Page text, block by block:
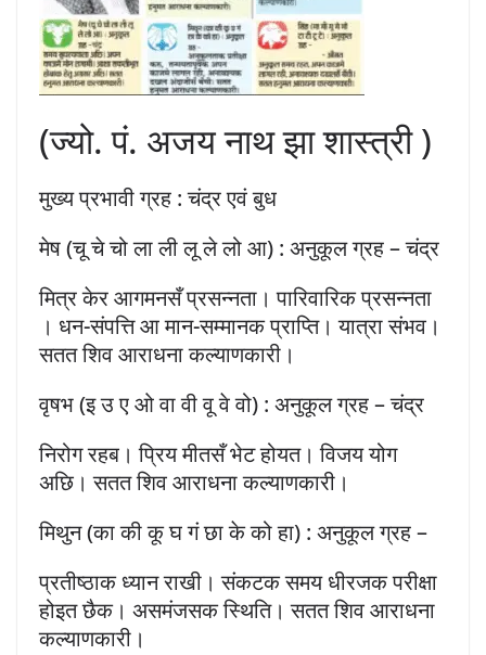
(ज्यो. पं. अजय नाथ झा शास्त्री )
मुख्य प्रभावी ग्रह : चंद्र एवं बुध
मेष (चू चे चो ला ली लू ले लो आ) : अनुकूल ग्रह – चंद्र
मित्र केर आगमनसँ प्रसन्नता। पारिवारिक प्रसन्नता
। धन-संपत्ति आ मान-सम्मानक प्राप्ति। यात्रा संभव।
सतत शिव आराधना कल्याणकारी।
वृषभ (इ उ ए ओ वा वी वू वे वो) : अनुकूल ग्रह – चंद्र
निरोग रहब। प्रिय मीतसँ भेट होयत। विजय योग
अछि। सतत शिव आराधना कल्याणकारी।
मिथुन (का की कू घ गं छा के को हा) : अनुकूल ग्रह –
प्रतीष्ठाक ध्यान राखी। संकटक समय धीरजक परीक्षा
होइत छैक। असमंजसक स्थिति। सतत शिव आराधना
कल्याणकारी।